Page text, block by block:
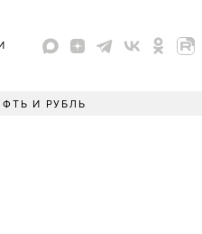
И РУБЛЬ